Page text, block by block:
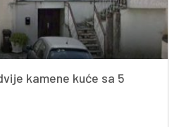
kamene kuće sa 5